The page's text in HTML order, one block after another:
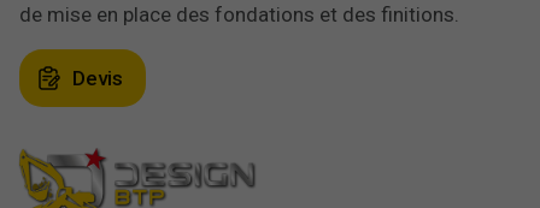
de mise en place des fondations et des finitions.
Devis